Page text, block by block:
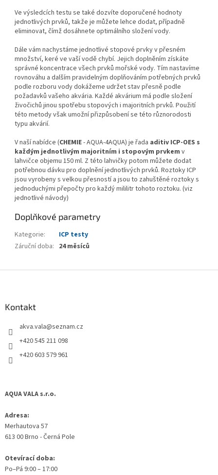
Ve výsledcích testu se také dozvíte doporučené hodnoty
jednotlivých prvků, takže je můžete lehce dodat, případně
eliminovat, čímž dosáhnete optimálního složení vody.
Dále vám nachystáme jednotlivé stopové prvky v přesném
množství, keré ve vaší vodě chybí. Jejich doplněním získáte
správné koncentrace všech prvků mořské vody. Tím nastavíme
rovnováhu a dalším pravidelným doplňováním potřebných prvků
podle rozboru vody dokážeme udržet stav přesně podle
požadavků vašeho akvária. Každé akvárium má podle složení
živočichů jinou spotřebu stopových i majoritních prvků. Použití
této metody však umožní přizpůsobení se této různorodosti
typu akvárií.
V naší nabídce (CHEMIE- AQUA-4AQUA) je řada aditiv ICP-OES s
každým jednotlivým majoritním i stopovým prvkem v
lahvičce objemu 150 ml. Z této lahvičky potom můžete dodat
potřebnou dávku pro doplnění jednotlivých prvků. Roztoky ICP
jsou vyrobeny s velkou přesností a jsou to zahuštěné roztoky s
jednoduchými přepočty pro každý mililitr tohoto roztoku. (viz
jednotlivé návody)
Doplňkové parametry
Kategorie:
ICP testy
Záruční doba: 24 měsíců
Kontakt
akva.vala@seznam.cz
+420 545 211 098
+420 603 579 961
AQUA VALA s.r.o.
Adresa:
Merhautova 57
613 00 Brno - Černá Pole
Otevírací doba:
Po–Pá 9:00 – 17:00